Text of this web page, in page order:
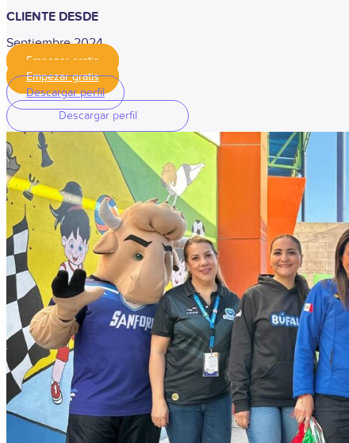
CLIENTE DESDE
Septiembre 2024
Empezar gratis
Empezar gratis
Descargar perfil
Descargar perfil